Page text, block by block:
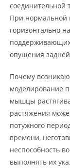
соединительной
При нормальной
горизонтально
опущения
Почему
моделирование
мышцы
растяжения
потужного
времени,
неспособность
выполнять их